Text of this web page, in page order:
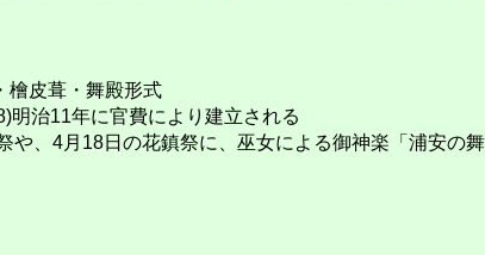
・檜皮葺・舞殿形式
治11年に官費により建立される
、4月18日の花鎮祭に、巫女による御神楽「浦安の